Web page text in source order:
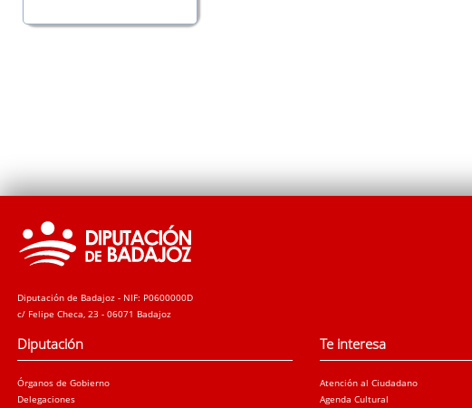
Diputación de Badajoz - NIF: P0600000D
c/ Felipe Checa, 23 - 06071 Badajoz
Diputación
Órganos de Gobierno
Delegaciones
Te interesa
Atención al Ciudadano
Agenda Cultural